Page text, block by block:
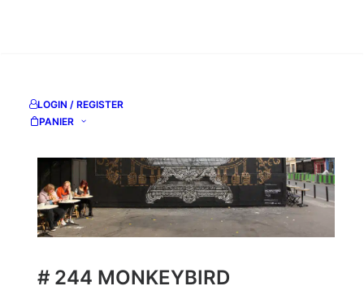
LOGIN / REGISTER
PANIER
# 244 MONKEYBIRD